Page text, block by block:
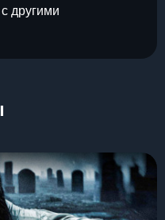
другими